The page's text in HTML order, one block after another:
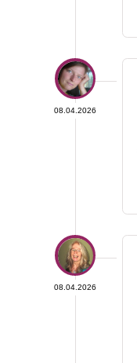
08.04.2026
08.04.2026